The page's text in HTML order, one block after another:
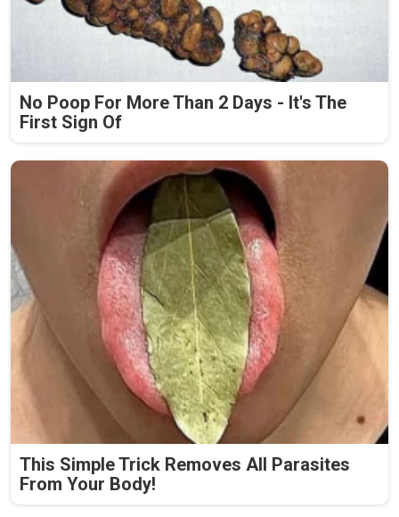
No Poop For More Than 2 Days - It's The
First Sign Of
This Simple Trick Removes All Parasites
From Your Body!